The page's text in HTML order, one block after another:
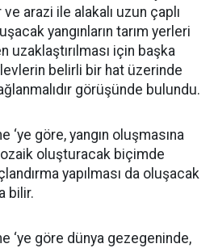
arazi ile alakalı uzun çaplı
yangınların tarım yerleri
uzaklaştırılması için başka
belirli bir hat üzerinde
görüşünde bulundu.
göre, yangın oluşmasına
oluşturacak biçimde
yapılması da oluşacak
bilir.
‘ye göre dünya gezegeninde,